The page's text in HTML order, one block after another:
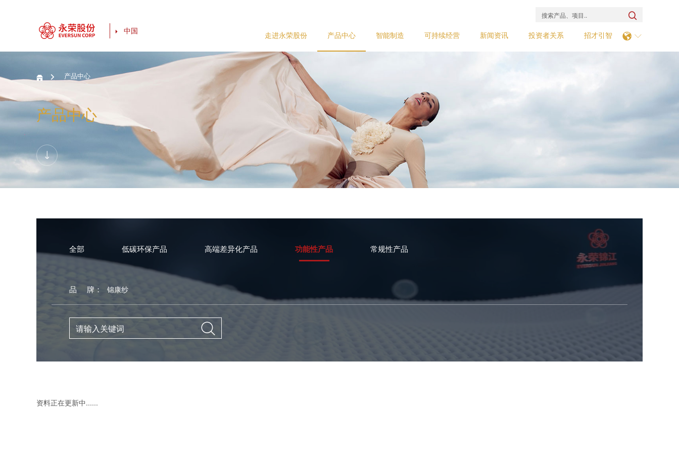

 中国
 
走进永荣股份 产品中心 智能制造 可持续经营 新闻资讯 投资者关系 招才引智
 产品中心
产品中心
全部 低碳环保产品 高端差异化产品 功能性产品 常规性产品
品 牌： 锦康纱

资料正在更新中......